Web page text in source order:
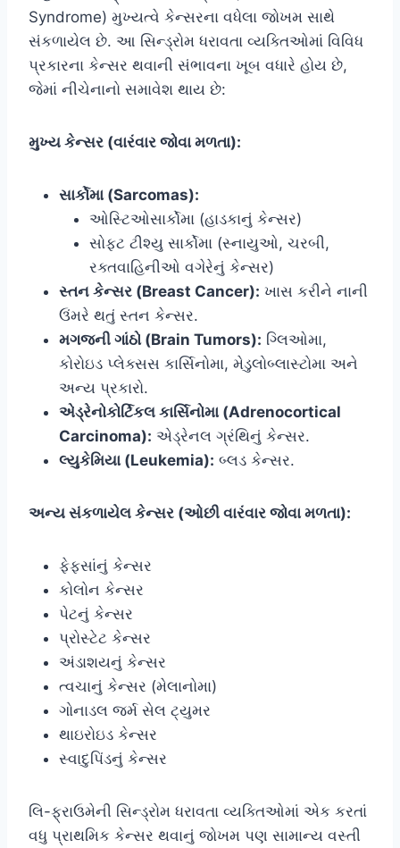
Syndrome) મુખ્યત્વે કેન્સરના વધેલા જોખમ સાથે
સંકળાયેલ છે. આ સિન્ડ્રોમ ધરાવતા વ્યક્તિઓમાં વિવિધ
પ્રકારના કેન્સર થવાની સંભાવના ખૂબ વધારે હોય છે,
જેમાં નીચેનાનો સમાવેશ થાય છે:
મુખ્ય કેન્સર (વારંવાર જોવા મળતા):
સાર્કોમા (Sarcomas):
ઓસ્ટિઓસાર્કોમા (હાડકાનું કેન્સર)
સોફ્ટ ટીશ્યુ સાર્કોમા (સ્નાયુઓ, ચરબી,
રક્તવાહિનીઓ વગેરેનું કેન્સર)
સ્તન કેન્સર (Breast Cancer): ખાસ કરીને નાની
ઉંમરે થતું સ્તન કેન્સર.
મગજની ગાંઠો (Brain Tumors): ગ્લિઓમા,
કોરોઇડ પ્લેક્સસ કાર્સિનોમા, મેડુલોબ્લાસ્ટોમા અને
અન્ય પ્રકારો.
એડ્રેનોકોર્ટિકલ કાર્સિનોમા (Adrenocortical
Carcinoma): એડ્રેનલ ગ્રંથિનું કેન્સર.
લ્યુકેમિયા (Leukemia): બ્લડ કેન્સર.
અન્ય સંકળાયેલ કેન્સર (ઓછી વારંવાર જોવા મળતા):
ફેફસાંનું કેન્સર
કોલોન કેન્સર
પેટનું કેન્સર
પ્રોસ્ટેટ કેન્સર
અંડાશયનું કેન્સર
ત્વચાનું કેન્સર (મેલાનોમા)
ગોનાડલ જર્મ સેલ ટ્યુમર
થાઇરોઇડ કેન્સર
સ્વાદુપિંડનું કેન્સર
લિ-ફ્રાઉમેની સિન્ડ્રોમ ધરાવતા વ્યક્તિઓમાં એક કરતાં
વધુ પ્રાથમિક કેન્સર થવાનું જોખમ પણ સામાન્ય વસ્તી